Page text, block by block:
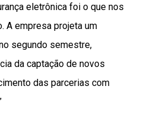
eletrônica foi o que nos
A empresa projeta um
segundo semestre,
da captação de novos
das parcerias com